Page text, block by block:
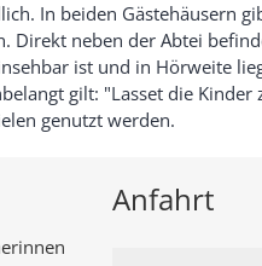
In beiden Gästehäusern
Direkt neben der Abtei
ist und in Hörweite
gilt: "Lasset die
genutzt werden.
Anfahrt